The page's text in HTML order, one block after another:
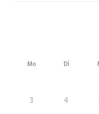
Mo Di
3
4